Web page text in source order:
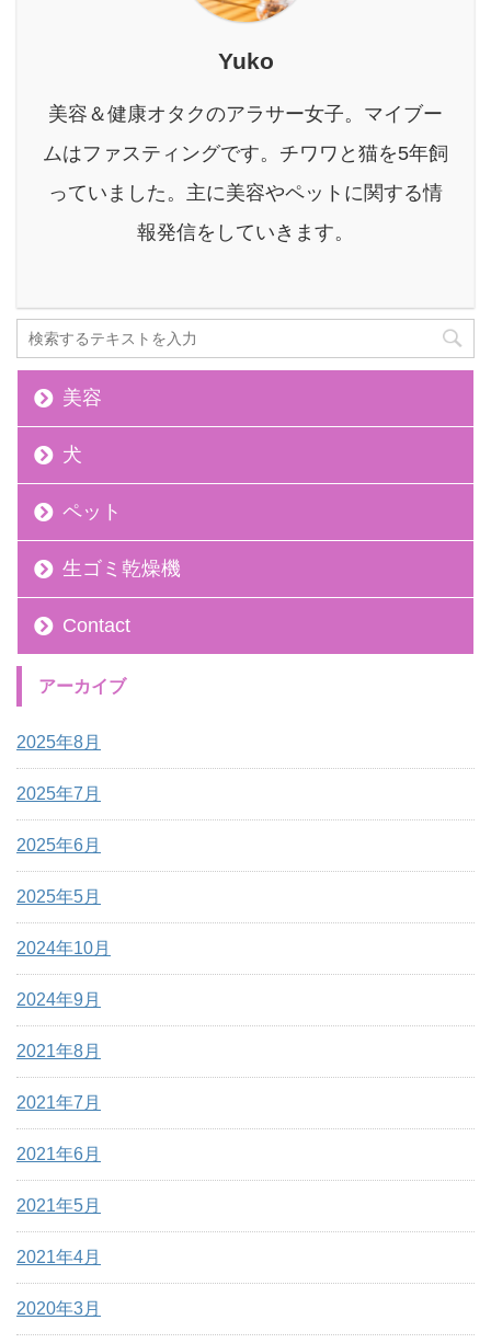
な方でも「美味しい！こ
底解説します。 初心者の
方でもすぐに試せるアレ
美味しさを格段にアップ
させるコツや目的別の飲
Yuko
美容＆健康オタクのアラサー女子。マイブー
ムはファスティングです。チワワと猫を5年飼
っていました。主に美容やペットに関する情
報発信をしていきます。
美容
犬
ペット
生ゴミ乾燥機
Contact
アーカイブ
2025年8月
2025年7月
2025年6月
2025年5月
2024年10月
2024年9月
2021年8月
2021年7月
2021年6月
2021年5月
2021年4月
2020年3月